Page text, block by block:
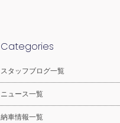
Categories
スタッフブログ一覧
ニュース一覧
納車情報一覧